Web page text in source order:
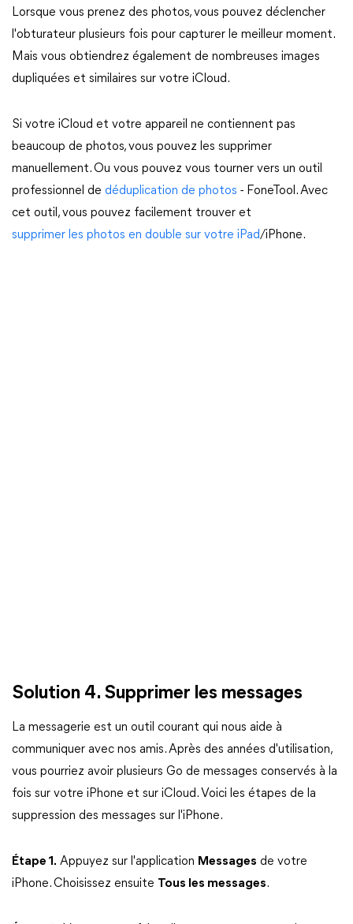
Lorsque vous prenez des photos, vous pouvez déclencher
l'obturateur plusieurs fois pour capturer le meilleur moment.
Mais vous obtiendrez également de nombreuses images
dupliquées et similaires sur votre iCloud.
Si votre iCloud et votre appareil ne contiennent pas
beaucoup de photos, vous pouvez les supprimer
manuellement. Ou vous pouvez vous tourner vers un outil
professionnel de déduplication de photos - FoneTool. Avec
cet outil, vous pouvez facilement trouver et
supprimer les photos en double sur votre iPad/iPhone.
Solution 4. Supprimer les messages
La messagerie est un outil courant qui nous aide à
communiquer avec nos amis. Après des années d'utilisation,
vous pourriez avoir plusieurs Go de messages conservés à la
fois sur votre iPhone et sur iCloud. Voici les étapes de la
suppression des messages sur l'iPhone.
Étape 1. Appuyez sur l'application Messages de votre
iPhone. Choisissez ensuite Tous les messages.